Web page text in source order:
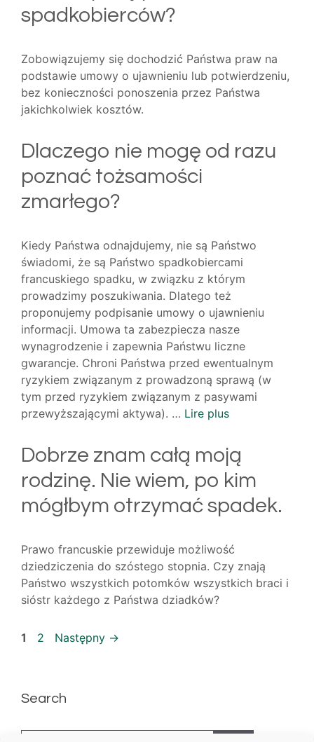
spadkobierców?
Zobowiązujemy się dochodzić Państwa praw na
podstawie umowy o ujawnieniu lub potwierdzeniu,
bez konieczności ponoszenia przez Państwa
jakichkolwiek kosztów.
Dlaczego nie mogę od razu
poznać tożsamości
zmarłego?
Kiedy Państwa odnajdujemy, nie są Państwo
świadomi, że są Państwo spadkobiercami
francuskiego spadku, w związku z którym
prowadzimy poszukiwania. Dlatego też
proponujemy podpisanie umowy o ujawnieniu
informacji. Umowa ta zabezpiecza nasze
wynagrodzenie i zapewnia Państwu liczne
gwarancje. Chroni Państwa przed ewentualnym
ryzykiem związanym z prowadzoną sprawą (w
tym przed ryzykiem związanym z pasywami
przewyższającymi aktywa). … Lire plus
Dobrze znam całą moją
rodzinę. Nie wiem, po kim
mógłbym otrzymać spadek.
Prawo francuskie przewiduje możliwość
dziedziczenia do szóstego stopnia. Czy znają
Państwo wszystkich potomków wszystkich braci i
sióstr każdego z Państwa dziadków?
Strona
1 Strona
2 Następny →
Search
Szukaj: